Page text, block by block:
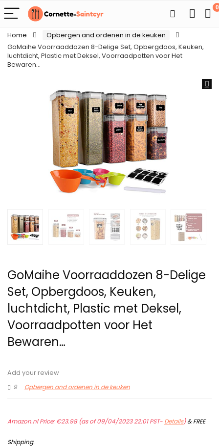
0
Home
Opbergen and ordenen in de keuken
GoMaihe Voorraaddozen 8-Delige Set, Opbergdoos, Keuken,
luchtdicht, Plastic met Deksel, Voorraadpotten voor Het
Bewaren…
GoMaihe Voorraaddozen 8-Delige
Set, Opbergdoos, Keuken,
luchtdicht, Plastic met Deksel,
Voorraadpotten voor Het
Bewaren…
Add your review
9
Opbergen and ordenen in de keuken
Amazon.nl Price:€23.98(as of 09/04/2023 22:01 PST- Details)&FREE
Shipping.